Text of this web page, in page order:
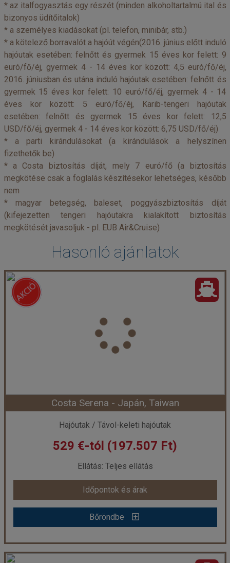
* az italfogyasztás egy részét (minden alkoholtartalmú ital és
bizonyos üdítőitalok)
* a személyes kiadásokat (pl. telefon, minibár, stb.)
* a kötelező borravalót a hajóút végén(2016. június előtt induló
hajóutak esetében: felnőtt és gyermek 15 éves kor felett: 9
euró/fő/éj, gyermek 4 - 14 éves kor között: 4,5 euró/fő/éj,
2016. júniusban és utána induló hajóutak esetében: felnőtt és
gyermek 15 éves kor felett: 10 euró/fő/éj, gyermek 4 - 14
éves kor között: 5 euró/fő/éj, Karib-tengeri hajóutak
esetében: felnőtt és gyermek 15 éves kor felett: 12,5
USD/fő/éj, gyermek 4 - 14 éves kor között: 6,75 USD/fő/éj)
* a parti kirándulásokat (a kirándulások a helyszínen
fizethetők be)
* a Costa biztosítás díját, mely 7 euró/fő (a biztosítás
megkötése csak a foglalás készítésekor lehetséges, később
nem
* magyar betegség, baleset, poggyászbiztosítás díját
(kifejezetten tengeri hajóutakra kialakított biztosítás
megkötését javasoljuk - pl. EUB Air&Cruise)
Hasonló ajánlatok
Costa Serena - Japán, Taiwan
Hajóutak / Távol-keleti hajóutak
529 €-tól (197.507 Ft)
Ellátás: Teljes ellátás
Időpontok és árak
Bőröndbe
Costa Serena - Japán, Taiwan